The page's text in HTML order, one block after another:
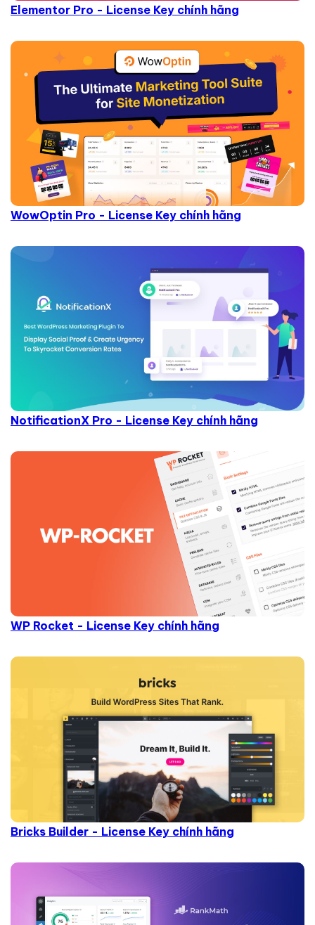
Elementor Pro - License Key chính hãng
WowOptin Pro - License Key chính hãng
NotificationX Pro - License Key chính hãng
WP Rocket - License Key chính hãng
Bricks Builder - License Key chính hãng